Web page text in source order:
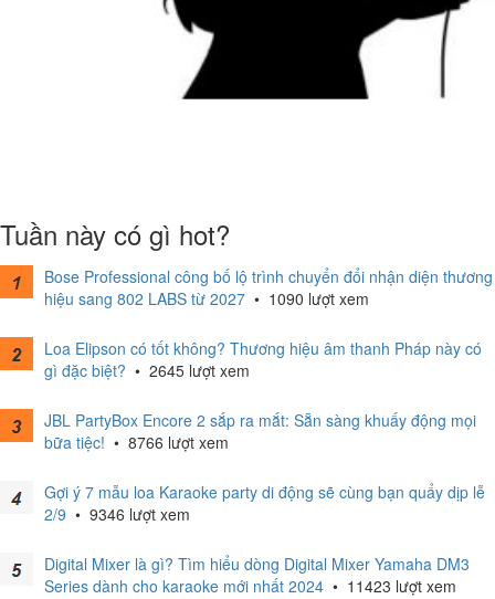
Tuần này có gì hot?
Bose Professional công bố lộ trình chuyển đổi nhận diện thương
hiệu sang 802 LABS từ 2027 • 1090 lượt xem
Loa Elipson có tốt không? Thương hiệu âm thanh Pháp này có
gì đặc biệt? • 2645 lượt xem
JBL PartyBox Encore 2 sắp ra mắt: Sẵn sàng khuấy động mọi
bữa tiệc! • 8766 lượt xem
Gợi ý 7 mẫu loa Karaoke party di động sẽ cùng bạn quẩy dịp lễ
2/9 • 9346 lượt xem
Digital Mixer là gì? Tìm hiểu dòng Digital Mixer Yamaha DM3
Series dành cho karaoke mới nhất 2024 • 11423 lượt xem